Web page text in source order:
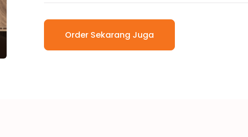
Order Sekarang Juga